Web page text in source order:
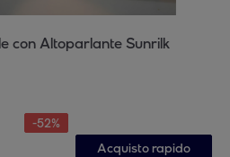
con Altoparlante Sunrilk
-52%
Acquisto rapido